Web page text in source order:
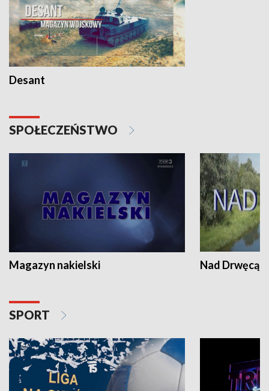
Desant
SPOŁECZEŃSTWO
Magazyn nakielski Nad Drwęcą
SPORT